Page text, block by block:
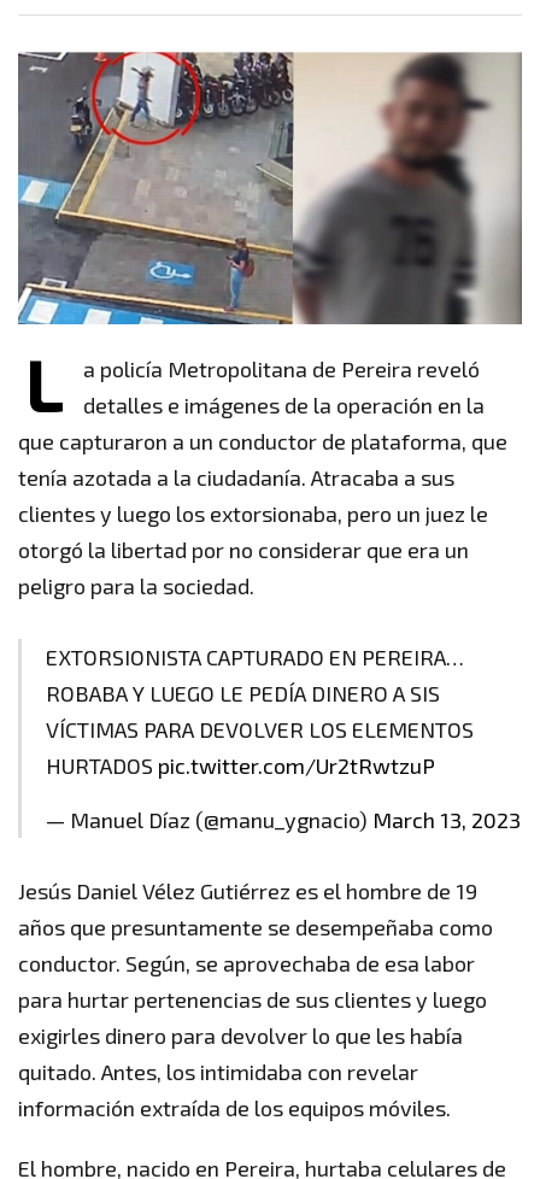
L
a policía Metropolitana de Pereira reveló
detalles e imágenes de la operación en la
que capturaron a un conductor de plataforma, que
tenía azotada a la ciudadanía. Atracaba a sus
clientes y luego los extorsionaba, pero un juez le
otorgó la libertad por no considerar que era un
peligro para la sociedad.
EXTORSIONISTA CAPTURADO EN PEREIRA…
ROBABA Y LUEGO LE PEDÍA DINERO A SIS
VÍCTIMAS PARA DEVOLVER LOS ELEMENTOS
HURTADOS pic.twitter.com/Ur2tRwtzuP
— Manuel Díaz (@manu_ygnacio) March 13, 2023
Jesús Daniel Vélez Gutiérrez es el hombre de 19
años que presuntamente se desempeñaba como
conductor. Según, se aprovechaba de esa labor
para hurtar pertenencias de sus clientes y luego
exigirles dinero para devolver lo que les había
quitado. Antes, los intimidaba con revelar
información extraída de los equipos móviles.
El hombre, nacido en Pereira, hurtaba celulares de